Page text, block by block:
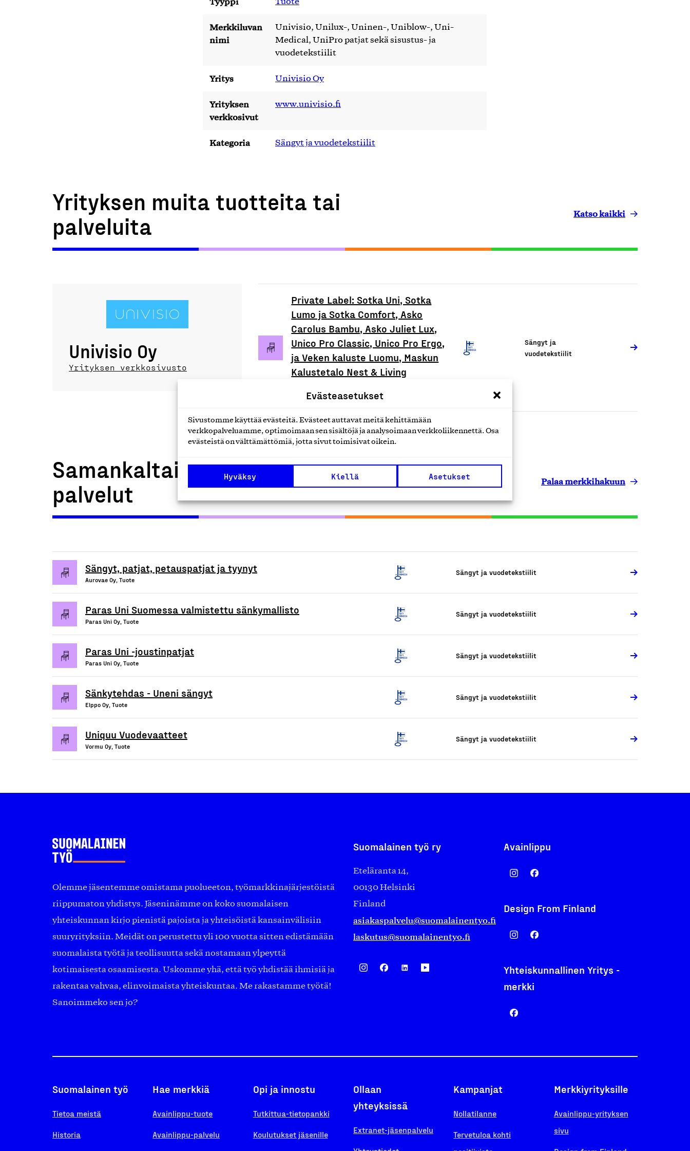
Evästeasetukset
Sivustomme käyttää evästeitä. Evästeet auttavat meitä kehittämään
verkkopalveluamme, optimoimaan sen sisältöjä ja analysoimaan verkkoliikennettä. Osa
evästeistä on välttämättömiä, jotta sivut toimisivat oikein.
Hyväksy Kiellä Asetukset
Merkkiluvan
nimi
Univisio, Unilux-, Uninen-, Uniblow-, Uni-
Medical, UniPro patjat sekä sisustus- ja
vuodetekstiilit
Yritys Univisio Oy
Yrityksen
verkkosivut
www.univisio.fi
Kategoria Sängyt ja vuodetekstiilit
Yrityksen muita tuotteita tai
palveluita
Katso kaikki
Univisio Oy
Yrityksen verkkosivusto
Private Label: Sotka Uni, Sotka
Lumo ja Sotka Comfort, Asko
Carolus Bambu, Asko Juliet Lux,
Unico Pro Classic, Unico Pro Ergo,
ja Veken kaluste Luomu, Maskun
Kalustetalo Nest & Living
Univisio Oy, Tuote
Sängyt ja
vuodetekstiilit
Samankaltaiset tuotteet tai
palvelut
Palaa merkkihakuun
Sängyt, patjat, petauspatjat ja tyynyt
Aurovae Oy, Tuote
Sängyt ja vuodetekstiilit
Paras Uni Suomessa valmistettu sänkymallisto
Paras Uni Oy, Tuote
Sängyt ja vuodetekstiilit
Paras Uni -joustinpatjat
Paras Uni Oy, Tuote
Sängyt ja vuodetekstiilit
Sänkytehdas - Uneni sängyt
Elppo Oy, Tuote
Sängyt ja vuodetekstiilit
Uniquu Vuodevaatteet
Vormu Oy, Tuote
Sängyt ja vuodetekstiilit
Olemme jäsentemme omistama puolueeton, työmarkkinajärjestöistä
riippumaton yhdistys. Jäseninämme on koko suomalaisen
yhteiskunnan kirjo pienistä pajoista ja yhteisöistä kansainvälisiin
suuryrityksiin. Meidät on perustettu yli 100 vuotta sitten edistämään
suomalaista työtä ja teollisuutta sekä nostamaan ylpeyttä
kotimaisesta osaamisesta. Uskomme yhä, että työ yhdistää ihmisiä ja
rakentaa vahvaa, elinvoimaista yhteiskuntaa. Me rakastamme työtä!
Sanoimmeko sen jo?
Suomalainen työ ry
Eteläranta 14,
00130 Helsinki
Finland
asiakaspalvelu@suomalainentyo.fi
laskutus@suomalainentyo.fi
Avainlippu
Design From Finland
Yhteiskunnallinen Yritys -
merkki
Suomalainen työ
Tietoa meistä
Historia
Hae merkkiä
Avainlippu-tuote
Avainlippu-palvelu
Opi ja innostu
Tutkittua-tietopankki
Koulutukset jäsenille
Ollaan
yhteyksissä
Extranet-jäsenpalvelu
Kampanjat
Nollatilanne
Tervetuloa kohti
Merkkiyrityksille
Avainlippu-yrityksen
sivu